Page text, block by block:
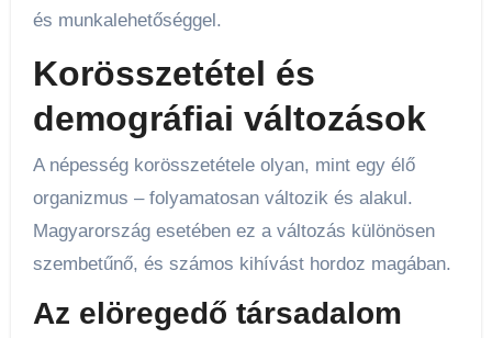
és munkalehetőséggel.
Korösszetétel és
demográfiai változások
A népesség korösszetétele olyan, mint egy élő
organizmus – folyamatosan változik és alakul.
Magyarország esetében ez a változás különösen
szembetűnő, és számos kihívást hordoz magában.
Az elöregedő társadalom